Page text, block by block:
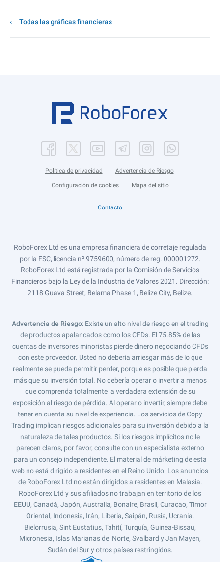
Todas las gráficas financieras
Política de privacidad Advertencia de Riesgo
Configuración de cookies Mapa del sitio
Contacto
RoboForex Ltd es una empresa financiera de corretaje regulada
por la FSC, licencia nº 9759600, número de reg. 000001272.
RoboForex Ltd está registrada por la Comisión de Servicios
Financieros bajo la Ley de la Industria de Valores 2021. Dirección:
2118 Guava Street, Belama Phase 1, Belize City, Belize.
Advertencia de Riesgo: Existe un alto nivel de riesgo en el trading
de productos apalancados como los CFDs. El 75.85% de las
cuentas de inversores minoristas pierde dinero negociando CFDs
con este proveedor. Usted no debería arriesgar más de lo que
realmente se pueda permitir perder, porque es posible que pierda
más que su inversión total. No debería operar o invertir a menos
que comprenda totalmente la verdadera extensión de su
exposición al riesgo de pérdida. Al operar o invertir, siempre debe
tener en cuenta su nivel de experiencia. Los servicios de Copy
Trading implican riesgos adicionales para su inversión debido a la
naturaleza de tales productos. Si los riesgos implícitos no le
parecen claros, por favor, consulte con un especialista externo
para un consejo independiente. El material de márketing de esta
web no está dirigido a residentes en el Reino Unido. Los anuncios
de RoboForex Ltd no están dirigidos a residentes en Malasia.
RoboForex Ltd y sus afiliados no trabajan en territorio de los
EEUU, Canadá, Japón, Australia, Bonaire, Brasil, Curaçao, Timor
Oriental, Indonesia, Irán, Liberia, Saipán, Rusia, Ucrania,
Bielorrusia, Sint Eustatius, Tahití, Turquía, Guinea-Bissau,
Micronesia, Islas Marianas del Norte, Svalbard y Jan Mayen,
Sudán del Sur y otros países restringidos.